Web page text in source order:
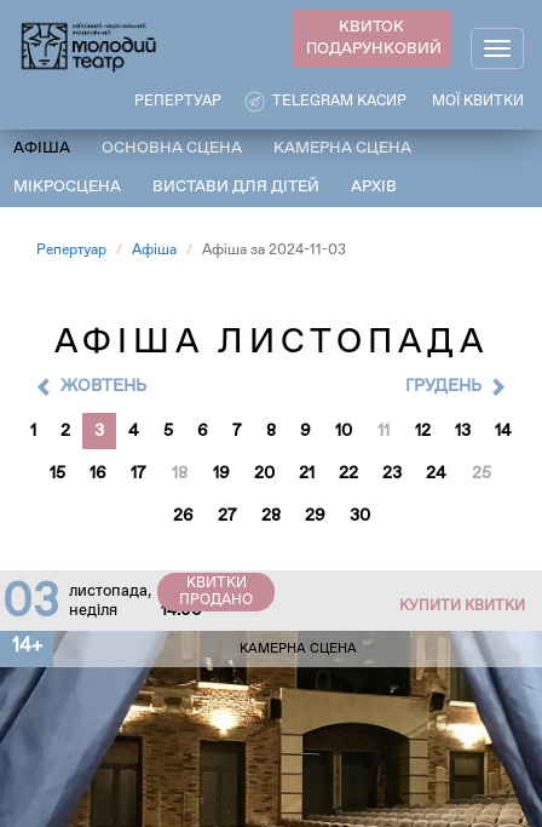
основного
КВИТОК
ПОДАРУНКОВИЙ
МОЇ КВИТКИ
TELEGRAM КАСИР
РЕПЕРТУАР
АФІША ОСНОВНА СЦЕНА КАМЕРНА СЦЕНА
МІКРОСЦЕНА ВИСТАВИ ДЛЯ ДІТЕЙ АРХІВ
Репертуар Афіша Афіша за 2024-11-03
АФІША ЛИСТОПАДА
ЖОВТЕНЬ
1 2 3 4 5 6 7 8 9 10 11 12 13 14
15 16 17 18 19 20 21 22 23 24 25
26 27 28 29 30
ГРУДЕНЬ
03
листопада,
неділя
14:00
КВИТКИ
ПРОДАНО
КУПИТИ КВИТКИ
14+ КАМЕРНА СЦЕНА